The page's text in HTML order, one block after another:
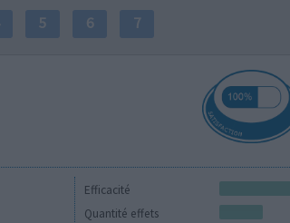
5 6 7
Efficacité
Quantité effets